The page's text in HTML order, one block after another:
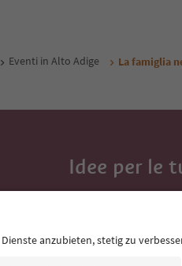
Eventi in Alto Adige La famiglia
Idee per le